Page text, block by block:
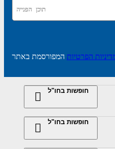
הפרטיות המפורסמת באתר
חופשות בחו"ל
חופשות בחו"ל